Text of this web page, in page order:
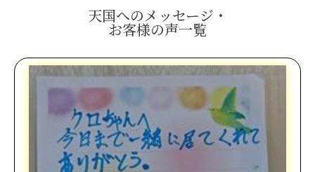
天国へのメッセージ・
お客様の声一覧